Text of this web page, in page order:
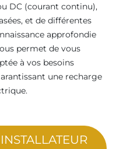
DC (courant continu),
et de différentes
approfondie
permet de vous
à vos besoins
une recharge